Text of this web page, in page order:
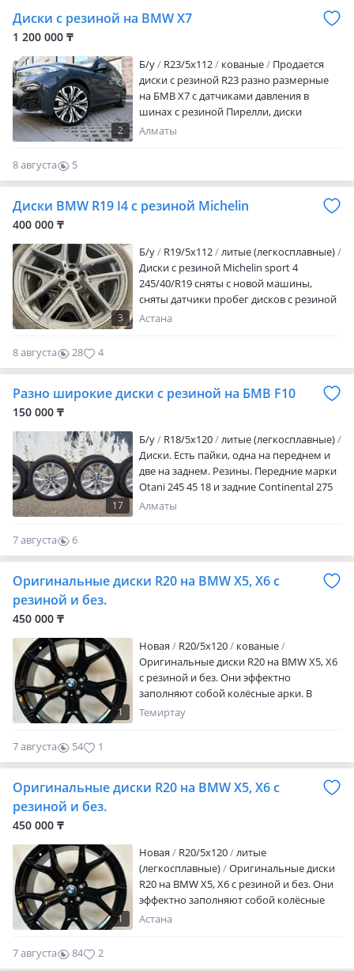
Диски с резиной на BMW X7
1 200 000 ₸
2
Б/у R23/5x112 кованые
Продается
диски с резиной R23 разно размерные
на БМВ Х7 с датчиками давления в
шинах с резиной Пирелли, диски
датчики в отличном состоянии,
Алматы
8 августа
5
0
Диски BMW R19 I4 с резиной Michelin
400 000 ₸
3
Б/у R19/5x112
литые (легкосплавные)
Диски с резиной Michelin sport 4
245/40/R19 сняты с новой машины,
сняты датчики пробег дисков с резиной
360км Продажа по отдельности диски
Астана
8 августа 28 4
Разно широкие диски с резиной на БМВ F10
150 000 ₸
17
Б/у R18/5x120
литые (легкосплавные)
Диски. Есть пайки, одна на переднем и
две на заднем. Резины. Передние марки
Otani 245 45 18 и задние Continental 275
40 18 Могу продать по отдельности,
Алматы
7 августа
6
0
Оригинальные диски R20 на BMW X5, X6 с
резиной и без.
450 000 ₸
1
Новая R20/5x120
кованые
Оригинальные диски R20 на BMW X5, X6
с резиной и без. Они эффектно
заполняют собой колёсные арки. В
случае впервые применяются
при одновременном повышении их
жёсткости в результате чего
автомобиля, а так…
Темиртау
7 августа 54 1
Оригинальные диски R20 на BMW X5, X6 с
резиной и без.
450 000 ₸
1
Новая R20/5x120
литые
(легкосплавные)
Оригинальные диски
R20 на BMW X5, X6 с резиной и без. Они
эффектно заполняют собой колёсные
арки. В случае впервые применяются
Астана
7 августа 84 2